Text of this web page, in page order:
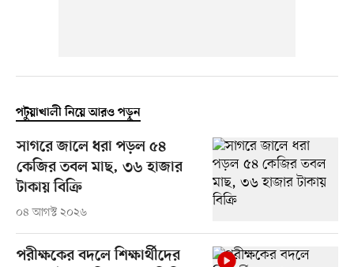
পটুয়াখালী নিয়ে আরও পড়ুন
সাগরে জালে ধরা পড়ল ৫৪
কেজির তবল মাছ, ৩৬ হাজার
টাকায় বিক্রি
০৪ আগস্ট ২০২৬
পরীক্ষকের বদলে শিক্ষার্থীদের